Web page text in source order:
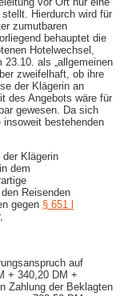
Hierdurch wird für
zumutbaren
behauptet die
Hotelwechsel,
als „allgemeinen
zweifelhaft, ob ihre
der Klägerin an
des Angebots wäre für
gewesen. Da sich
bestehenden
Klägerin
dem
Reisenden
gegen § 651 l
auf
+ 340,20 DM +
Zahlung der Beklagten